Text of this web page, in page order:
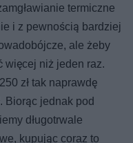
termiczne
i z pewnością bardziej
ale żeby
więcej niż jeden raz.
zł tak naprawdę
Biorąc jednak pod
długotrwale
kupując coraz to